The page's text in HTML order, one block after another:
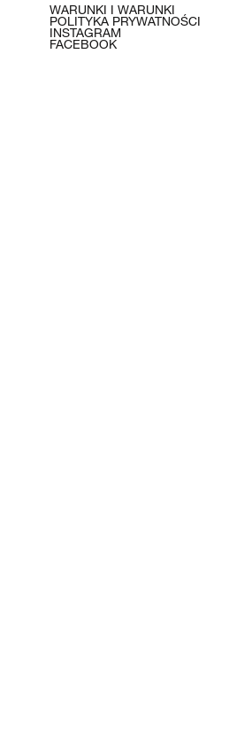
WARUNKI I WARUNKI
POLITYKA PRYWATNOŚCI
INSTAGRAM
FACEBOOK